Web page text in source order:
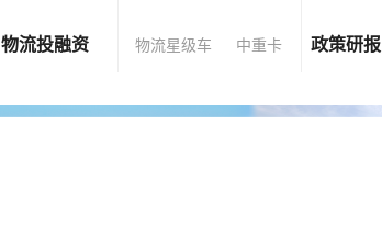
物流投融资 物流星级车 中重卡 政策研报